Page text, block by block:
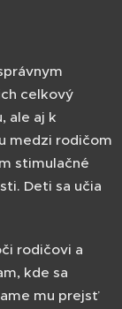
celkový
ale aj k
medzi rodičom
stimulačné
Deti sa učia
rodičovi a
kde sa
mu prejsť